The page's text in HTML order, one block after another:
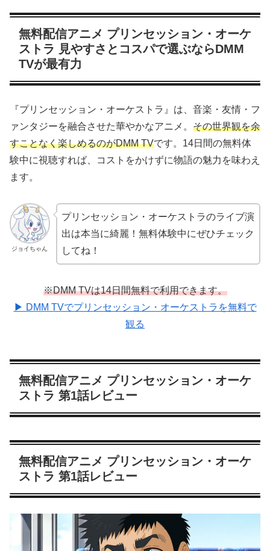
無料配信アニメ プリンセッション・オーケ
ストラ 見やすさとコスパで選ぶならDMM
TVが最有力
『プリンセッション・オーケストラ』は、音楽・友情・フ
ァンタジーを融合させた華やかなアニメ。 その世界観を余
すことなく楽しめるのがDMM TVです。14日間の無料体
験中に視聴すれば、コストをかけずに物語の魅力を味わえ
ます。
ジョイちゃん
プリンセッション・オーケストラのライブ演
出は本当に綺麗！無料体験中にぜひチェック
してね！
※DMM TVは14日間無料で利用できます。
▶ DMM TVでプリンセッション・オーケストラを無料で
観る
無料配信アニメ プリンセッション・オーケ
ストラ 第1話レビュー
無料配信アニメ プリンセッション・オーケ
ストラ 第1話レビュー